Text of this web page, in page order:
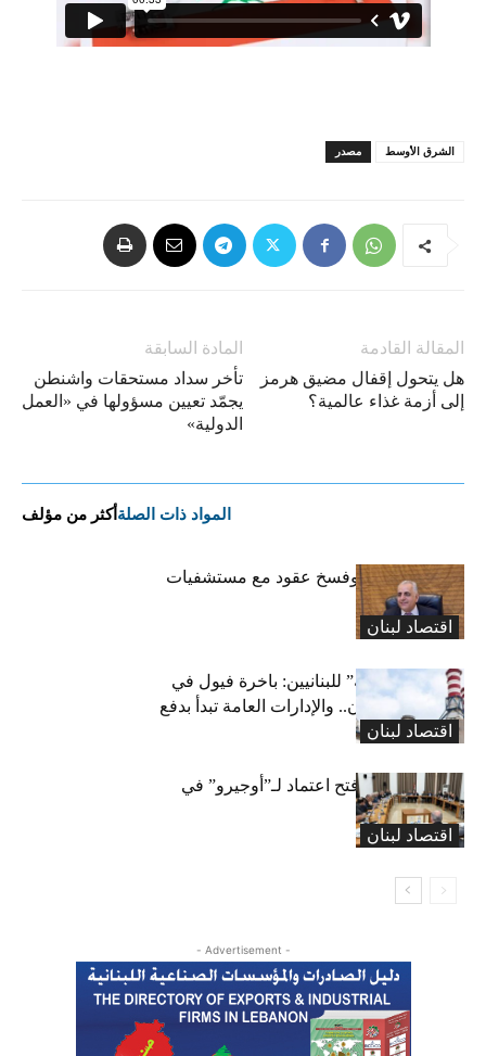
مصدر الشرق الأوسط
المادة السابقة
تأخر سداد مستحقات واشنطن
يجمّد تعيين مسؤولها في «العمل
الدولية»
المقالة القادمة
هل يتحول إقفال مضيق هرمز
إلى أزمة غذاء عالمية؟
المواد ذات الصلة أكثر من مؤلف
اقتصاد لبنان
كركي: إنذارات وفسخ عقود مع مستشفيات
مخالفة
اقتصاد لبنان
بشرى “كهربائية” للبنانيين: باخرة فيول في
طريقها إلى لبنان.. والإدارات العامة تبدأ بدفع
متوجباتها
اقتصاد لبنان
لجنة المال تقرّ فتح اعتماد لـ”أوجيرو” في
موازنة 2026
- Advertisement -